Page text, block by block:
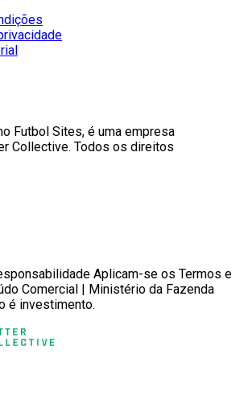
Futbol Sites, é uma empresa
Collective. Todos os direitos
Aplicam-se os Termos e
Comercial | Ministério da Fazenda
é investimento.